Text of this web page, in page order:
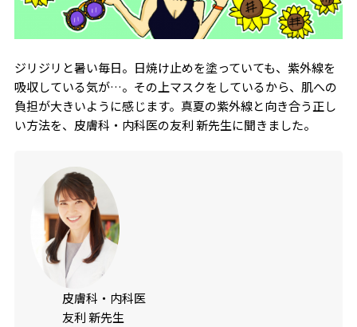
ジリジリと暑い毎日。日焼け止めを塗っていても、紫外線を
吸収している気が…。その上マスクをしているから、肌への
負担が大きいように感じます。真夏の紫外線と向き合う正し
い方法を、皮膚科・内科医の友利 新先生に聞きました。
皮膚科・内科医
友利 新先生